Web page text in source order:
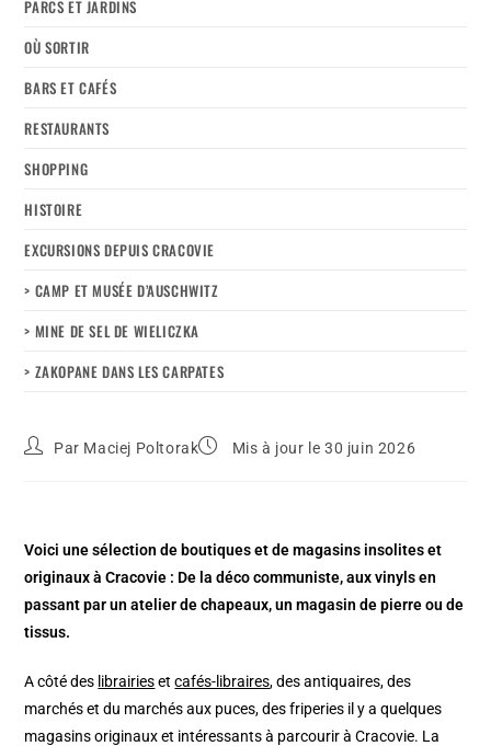
PARCS ET JARDINS
OÙ SORTIR
BARS ET CAFÉS
RESTAURANTS
SHOPPING
HISTOIRE
EXCURSIONS DEPUIS CRACOVIE
> CAMP ET MUSÉE D’AUSCHWITZ
> MINE DE SEL DE WIELICZKA
> ZAKOPANE DANS LES CARPATES
Par Maciej Poltorak Mis à jour le 30 juin 2026
Voici une sélection de boutiques et de magasins insolites et
originaux à Cracovie : De la déco communiste, aux vinyls en
passant par un atelier de chapeaux, un magasin de pierre ou de
tissus.
A côté des librairiesetcafés-libraires, des antiquaires, des
marchés et du marchés aux puces, des friperies il y a quelques
magasins originaux et intéressants à parcourir à Cracovie. La